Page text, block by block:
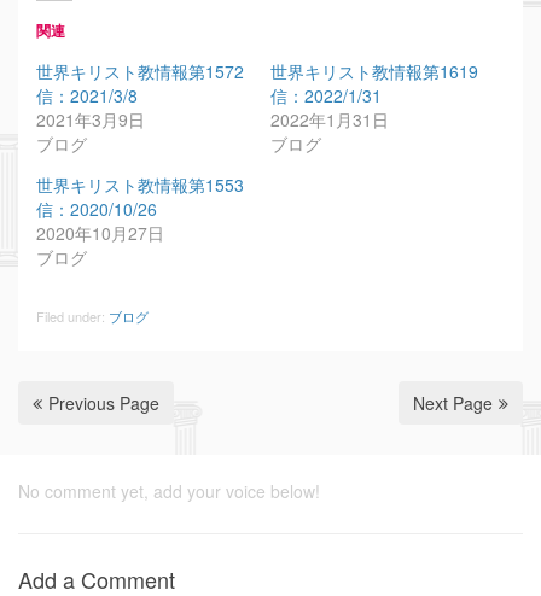
関連
世界キリスト教情報第1572
信：2021/3/8
2021年3月9日
ブログ
世界キリスト教情報第1619
信：2022/1/31
2022年1月31日
ブログ
世界キリスト教情報第1553
信：2020/10/26
2020年10月27日
ブログ
Filed under: ブログ
Previous Page Next Page
No comment yet, add your voice below!
Add a Comment